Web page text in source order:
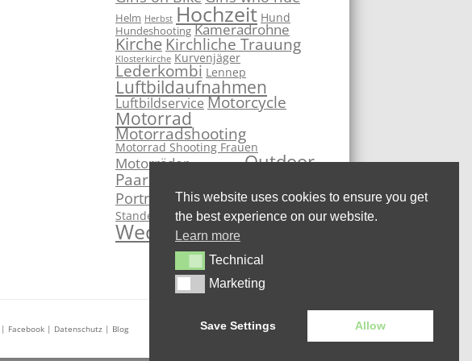
Helm Herbst Hochzeit Hund
Hundeshooting Kameradrohne
Kirche Kirchliche Trauung
Klosterkirche Kurvenjäger
Lederkombi Lennep
Luftbildaufnahmen
Luftbildservice Motorcycle
Motorrad
Motorradshooting
Motorrad Shooting Frauen
Motorräder Motorsport Outdoor
Paarshooting
Portrait Remscheid Sportbike
Standesamt Studio Superbike
Wedding
| Facebook | Datenschutz | Blog
This website uses cookies to ensure you get
the best experience on our website.
Learn more
TechnicalTechnical
MarketingMarketing
Save Settings Allow